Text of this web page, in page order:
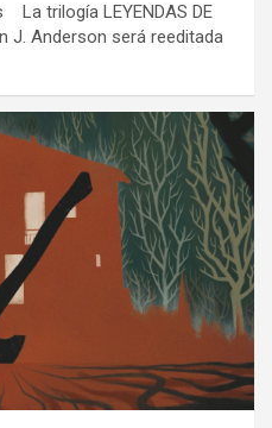
trilogía LEYENDAS DE
J. Anderson será reeditada